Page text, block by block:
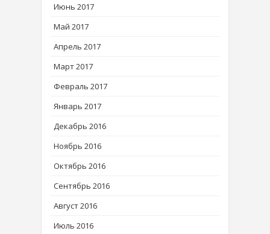
Июнь 2017
Май 2017
Апрель 2017
Март 2017
Февраль 2017
Январь 2017
Декабрь 2016
Ноябрь 2016
Октябрь 2016
Сентябрь 2016
Август 2016
Июль 2016